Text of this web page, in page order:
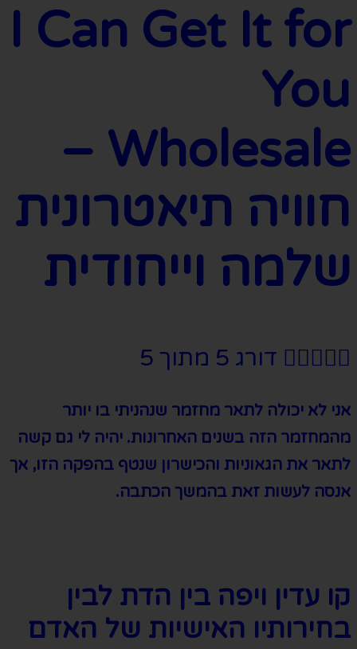
I Can Get It for
You
Wholesale –
חוויה תיאטרונית
שלמה וייחודית
 דורג 5 מתוך 5
אני לא יכולה לתאר מחזמר שנהניתי בו יותר
מהמחזמר הזה בשנים האחרונות. יהיה לי גם קשה
לתאר את הגאוניות והכישרון שנטף בהפקה הזו, אך
אנסה לעשות זאת בהמשך הכתבה.
קו עדין ויפה בין הדת לבין
בחירותיו האישיות של האדם